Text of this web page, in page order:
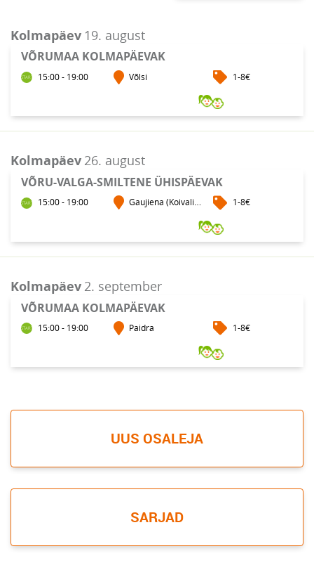
Saaremaa Orienteerumisneljapäevakud
Setomaa Orienteerumisneljapäevakud
Tallinna Linnaorienteerumine
Tallinna Orienteerumisneljapäevakud
Tallinna Pargijooksud
Tartu Orienteerumisneljapäevakud
Viljandimaa Orienteerumispäevakud
Võru Orienteerumiskolmapäevakud
Kolmapäev 19. august
VÕRUMAA KOLMAPÄEVAK
15:00 - 19:00 Võlsi 1-8€
Kolmapäev 26. august
VÕRU-VALGA-SMILTENE ÜHISPÄEVAK
15:00 - 19:00 Gaujiena (Koivaliina) 1-8€
Kolmapäev 2. september
VÕRUMAA KOLMAPÄEVAK
15:00 - 19:00 Paidra 1-8€
UUS OSALEJA
SARJAD